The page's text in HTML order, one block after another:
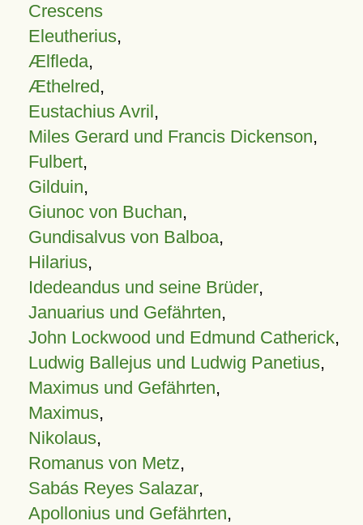
Crescens
Eleutherius,
Ælfleda,
Æthelred,
Eustachius Avril,
Miles Gerard und Francis Dickenson,
Fulbert,
Gilduin,
Giunoc von Buchan,
Gundisalvus von Balboa,
Hilarius,
Idedeandus und seine Brüder,
Januarius und Gefährten,
John Lockwood und Edmund Catherick,
Ludwig Ballejus und Ludwig Panetius,
Maximus und Gefährten,
Maximus,
Nikolaus,
Romanus von Metz,
Sabás Reyes Salazar,
Apollonius und Gefährten,